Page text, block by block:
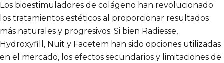
Los bioestimuladores de colágeno han revolucionado
los tratamientos estéticos al proporcionar resultados
más naturales y progresivos. Si bien Radiesse,
Hydroxyfill, Nuit y Facetem han sido opciones utilizadas
en el mercado, los efectos secundarios y limitaciones de